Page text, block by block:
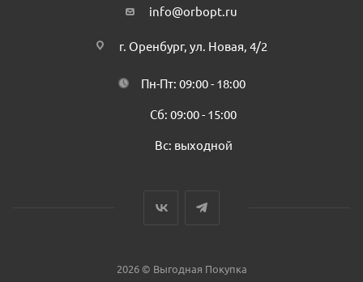
info@orbopt.ru
г. Оренбург, ул. Новая, 4/2
Пн-Пт: 09:00 - 18:00
Сб: 09:00 - 15:00
Вс: выходной
2026 © Выгодная Покупка